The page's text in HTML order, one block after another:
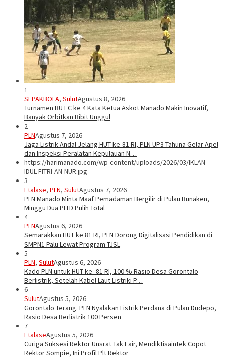
1
SEPAKBOLA, SulutAgustus 8, 2026
Turnamen BU FC ke 4 Kata Ketua Askot Manado Makin Inovatif,
Banyak Orbitkan Bibit Unggul
2
PLNAgustus 7, 2026
Jaga Listrik Andal Jelang HUT ke-81 RI, PLN UP3 Tahuna Gelar Apel
dan Inspeksi Peralatan Kepulauan N…
https://harimanado.com/wp-content/uploads/2026/03/IKLAN-
IDUL-FITRI-AN-NUR.jpg
3
Etalase, PLN, SulutAgustus 7, 2026
PLN Manado Minta Maaf Pemadaman Bergilir di Pulau Bunaken,
Minggu Dua PLTD Pulih Total
4
PLNAgustus 6, 2026
Semarakkan HUT ke 81 RI, PLN Dorong Digitalisasi Pendidikan di
SMPN1 Palu Lewat Program TJSL
5
PLN, SulutAgustus 6, 2026
Kado PLN untuk HUT ke- 81 RI, 100 % Rasio Desa Gorontalo
Berlistrik, Setelah Kabel Laut Listriki P…
6
SulutAgustus 5, 2026
Gorontalo Terang. PLN Nyalakan Listrik Perdana di Pulau Dudepo,
Rasio Desa Berlistrik 100 Persen
7
EtalaseAgustus 5, 2026
Curiga Suksesi Rektor Unsrat Tak Fair, Mendiktisaintek Copot
Rektor Sompie, Ini Profil Plt Rektor